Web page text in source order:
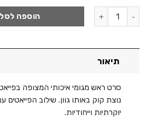
כמות של סרט ראש - קוק פאייטים הוספה לסל
תיאור
סרט ראש מגומי איכותי המצופה
נוצת קוק באותו גוון. שילוב הפייאטים
יוקרתיות וייחודיות.